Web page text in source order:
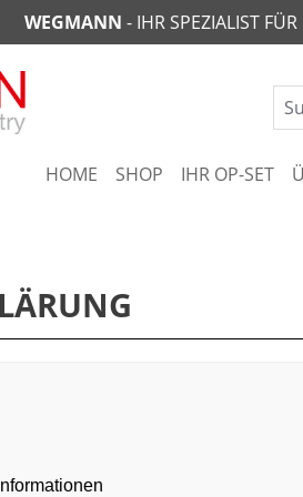
WEGMANN - IHR SPEZIALIST
HOME SHOP IHR OP-SET